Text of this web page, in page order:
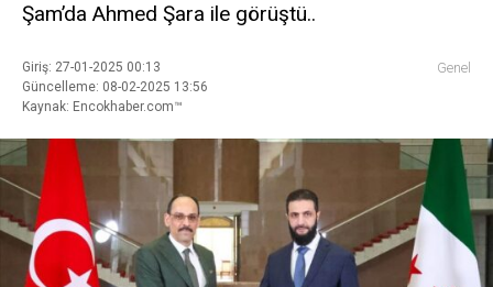
Şam’da Ahmed Şara ile görüştü..
Giriş: 27-01-2025 00:13
Güncelleme: 08-02-2025 13:56
Kaynak: Encokhaber.com™
Genel